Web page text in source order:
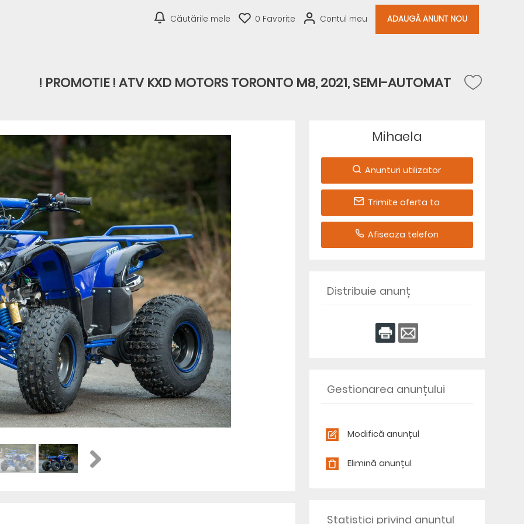
Căutările mele 0 Favorite Contul meu ADAUGĂ ANUNT NOU
! PROMOTIE ! ATV KXD MOTORS TORONTO M8, 2021, SEMI-AUTOMAT
Mihaela
Anunturi utilizator
Trimite oferta ta
Afiseaza telefon
Distribuie anunț
Gestionarea anunțului
Modifică anunțul
Elimină anunțul
Statistici privind anunțul